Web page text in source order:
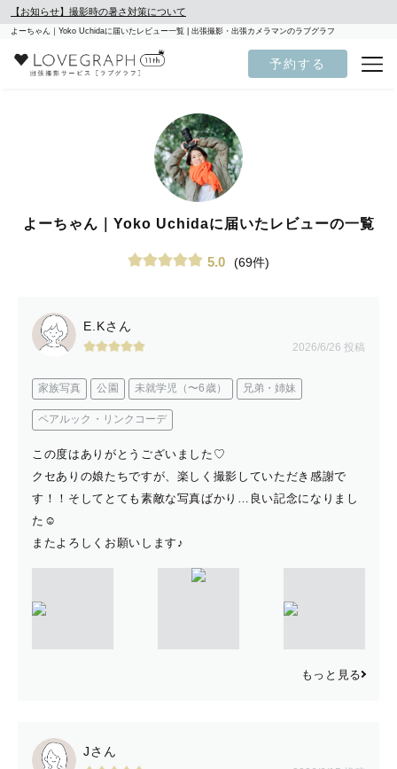
【お知らせ】撮影時の暑さ対策について
よーちゃん｜Yoko Uchidaに届いたレビュー一覧 | 出張撮影・出張カメラマンのラブグラフ
予約する
よーちゃん｜Yoko Uchidaに届いたレビューの一覧
5.0 (69件)
E.Kさん
2026/6/26 投稿
家族写真 公園 未就学児（〜6歳） 兄弟・姉妹
ペアルック・リンクコーデ
この度はありがとうございました♡
クセありの娘たちですが、楽しく撮影していただき感謝で
す！！そしてとても素敵な写真ばかり…良い記念になりまし
た☺︎
またよろしくお願いします♪
もっと見る
Jさん